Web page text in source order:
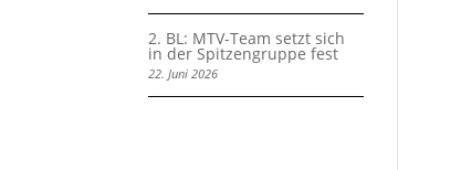
2. BL: MTV-Team setzt sich
in der Spitzengruppe fest
22. Juni 2026